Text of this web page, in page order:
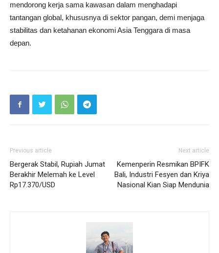
mendorong kerja sama kawasan dalam menghadapi
tantangan global, khususnya di sektor pangan, demi menjaga
stabilitas dan ketahanan ekonomi Asia Tenggara di masa
depan.
Previous article
Bergerak Stabil, Rupiah Jumat
Berakhir Melemah ke Level
Rp17.370/USD
Next article
Kemenperin Resmikan BPIFK
Bali, Industri Fesyen dan Kriya
Nasional Kian Siap Mendunia